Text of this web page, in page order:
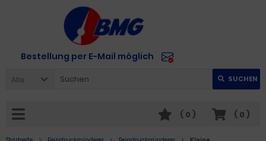
Bestellung per E-Mail möglich
Alle SUCHEN
( 0 )
( 0 )